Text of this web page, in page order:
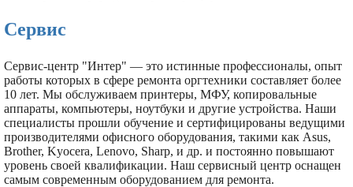
Сервис
Сервис-центр "Интер" — это истинные профессионалы, опыт
работы которых в сфере ремонта оргтехники составляет более
10 лет. Мы обслуживаем принтеры, МФУ, копировальные
аппараты, компьютеры, ноутбуки и другие устройства. Наши
специалисты прошли обучение и сертифицированы ведущими
производителями офисного оборудования, такими как Asus,
Brother, Kyocera, Lenovo, Sharp, и др. и постоянно повышают
уровень своей квалификации. Наш сервисный центр оснащен
самым современным оборудованием для ремонта.